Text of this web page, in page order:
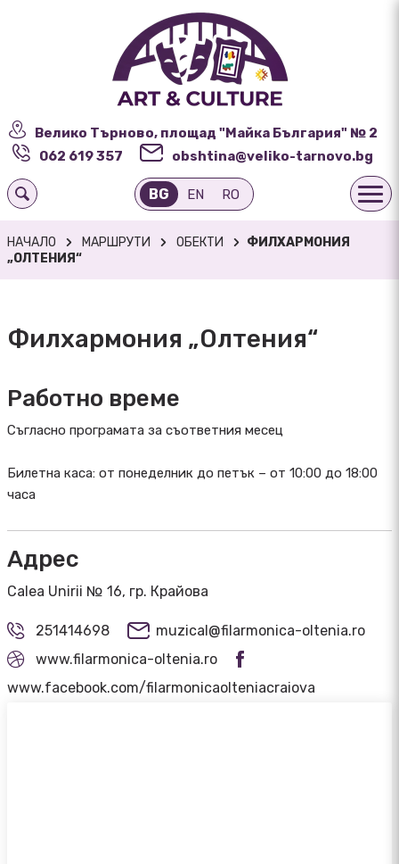
Велико Търново, площад "Майка България" № 2
062 619 357
obshtina@veliko-tarnovo.bg
BG EN RO
НАЧАЛО МАРШРУТИ ОБЕКТИ
ФИЛХАРМОНИЯ
„ОЛТЕНИЯ“
Филхармония „Олтения“
Работно време
Съгласно програмата за съответния месец
Билетна каса: от понеделник до петък – от 10:00 до 18:00
часа
Адрес
Calea Unirii № 16, гр. Крайова
251414698
muzical@filarmonica-oltenia.ro
www.filarmonica-oltenia.ro
www.facebook.com/filarmonicaolteniacraiova